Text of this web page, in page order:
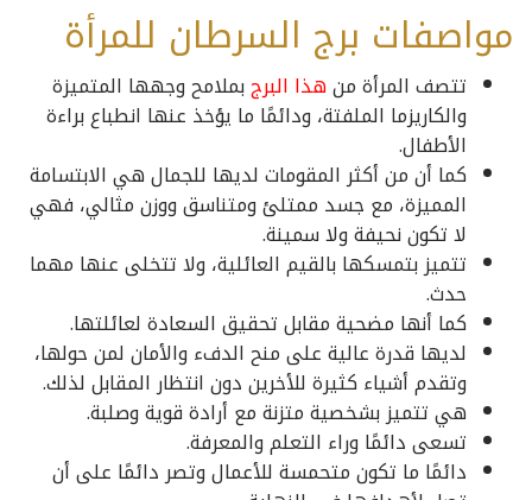
مواصفات برج السرطان للمرأة
تتصف المرأة منهذا البرجبملامح وجهها المتميزة
والكاريزما الملفتة، ودائمًا ما يؤخذ عنها انطباع براءة
الأطفال.
كما أن من أكثر المقومات لديها للجمال هي الابتسامة
المميزة، مع جسد ممتلئ ومتناسق ووزن مثالي، فهي
لا تكون نحيفة ولا سمينة.
تتميز بتمسكها بالقيم العائلية، ولا تتخلى عنها مهما
حدث.
كما أنها مضحية مقابل تحقيق السعادة لعائلتها.
لديها قدرة عالية على منح الدفء والأمان لمن حولها،
وتقدم أشياء كثيرة للأخرين دون انتظار المقابل لذلك.
هي تتميز بشخصية متزنة مع أرادة قوية وصلبة.
تسعى دائمًا وراء التعلم والمعرفة.
دائمًا ما تكون متحمسة للأعمال وتصر دائمًا على أن